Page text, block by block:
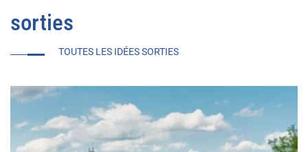
sorties
TOUTES LES IDÉES SORTIES